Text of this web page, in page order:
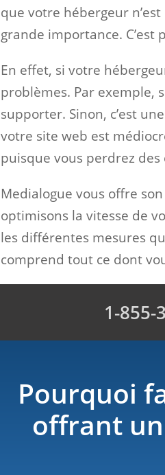
que votre hébergeur
grande importance.
En effet, si votre
problèmes. Par exemple,
supporter. Sinon, c’est
votre site web est
puisque vous perdrez des
Medialogue vous offre
optimisons la vitesse de
les différentes mesures
comprend tout ce dont
1-855-
Pourquoi
offrant